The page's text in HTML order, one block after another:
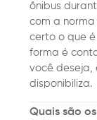
ônibus
com a
certo o que
forma é
você deseja,
disponibiliza.
Quais são